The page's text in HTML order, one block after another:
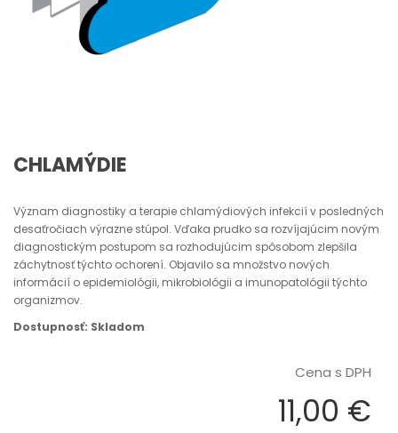
CHLAMÝDIE
Význam diagnostiky a terapie chlamýdiových infekcií v posledných
desaťročiach výrazne stúpol. Vďaka prudko sa rozvíjajúcim novým
diagnostickým postupom sa rozhodujúcim spôsobom zlepšila
záchytnosť týchto ochorení. Objavilo sa množstvo nových
informácií o epidemiológii, mikrobiológii a imunopatológii týchto
organizmov.
Dostupnosť: Skladom
Cena s DPH
11,00 €